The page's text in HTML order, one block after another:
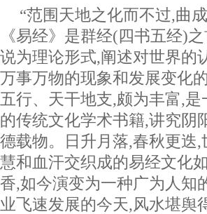
“范围天地之化而不过,曲
《易经》是群经(四书五经)
说为理论形式,阐述对世界的
万事万物的现象和发展变化
五行、天干地支,颇为丰富,
的传统文化学术书籍,讲究阴
德载物。日升月落,春秋更迭
慧和血汗交织成的易经文化
香,如今演变为一种广为人
业飞速发展的今天,风水堪舆